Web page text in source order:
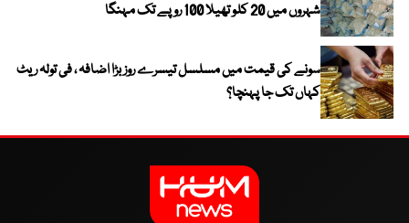
شہروں میں 20 کلو تھیلا 100 روپے تک مہنگا
سونے کی قیمت میں مسلسل تیسرے روز بڑا اضافہ ، فی تولہ ریٹ
کہاں تک جا پہنچا؟